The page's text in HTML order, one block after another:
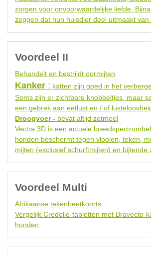
zorgen voor onvoorwaardelijke liefde.
zeggen dat hun huisdier deel uitmaakt van
Voordeel II
Behandelt en bestrijdt oormijten
Kanker : katten zijn goed in het
Soms zijn er zichtbare knobbeltjes, maar
een gebrek aan eetlust en / of
Droogvoer - bevat altijd zetmeel
Vectra 3D is een actuele
honden beschermt tegen vlooien, teken,
mijten (exclusief schurftmijten) en bijtende
Voordeel Multi
Afrikaanse tekenbeetkoorts
Vergelijk Credelio-tabletten met Bravecto-
honden